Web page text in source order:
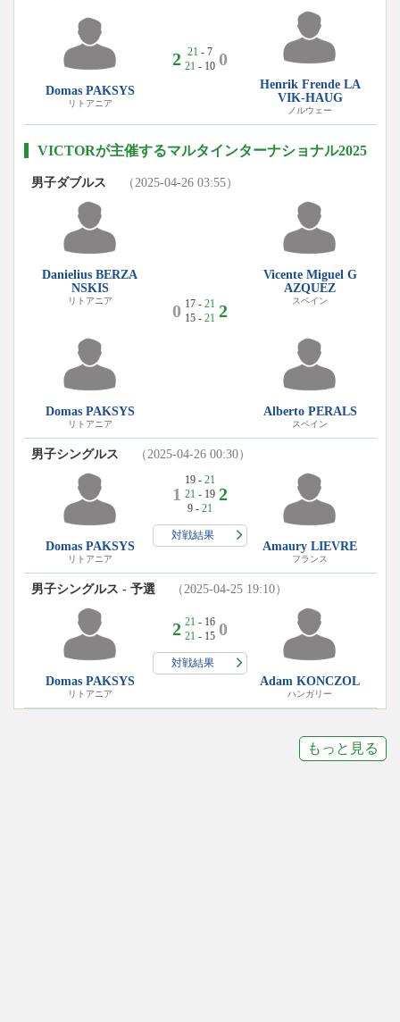
Domas PAKSYS
リトアニア
2 21 - 7
21 - 10 0
Henrik Frende LA
VIK-HAUG
ノルウェー
VICTORが主催するマルタインターナショナル2025
男子ダブルス （2025-04-26 03:55）
Danielius BERZA
NSKIS
リトアニア
Domas PAKSYS
リトアニア
0 17 - 21
15 - 21 2
Vicente Miguel G
AZQUEZ
スペイン
Alberto PERALS
スペイン
男子シングルス （2025-04-26 00:30）
Domas PAKSYS
リトアニア
1
19 - 21
21 - 19
9 - 21
2
対戦結果
Amaury LIEVRE
フランス
男子シングルス - 予選 （2025-04-25 19:10）
Domas PAKSYS
リトアニア
2 21 - 16
21 - 15 0
対戦結果
Adam KONCZOL
ハンガリー
もっと見る